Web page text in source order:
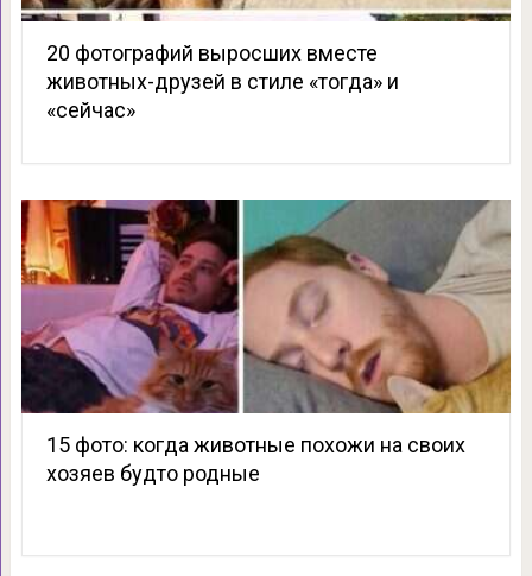
20 фотографий выросших вместе
животных-друзей в стиле «тогда» и
«сейчас»
15 фото: когда животные похожи на своих
хозяев будто родные